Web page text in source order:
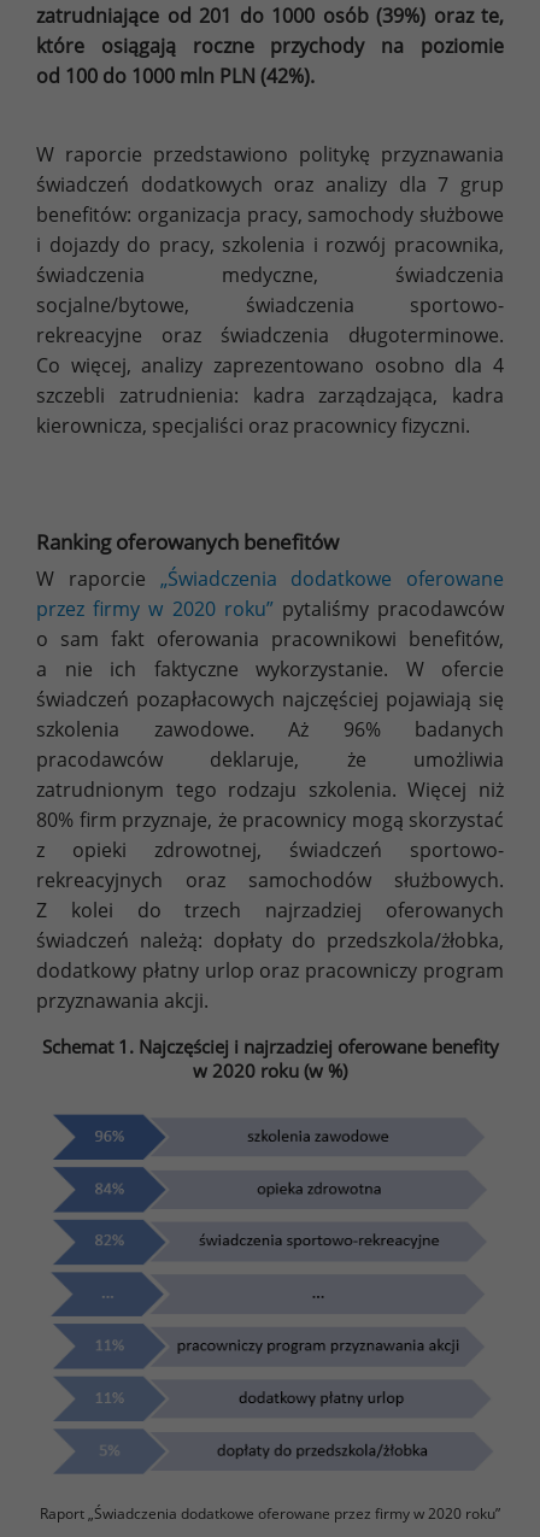
zatrudniające od 201 do 1000 osób (39%) oraz te,
które osiągają roczne przychody na poziomie
od 100 do 1000 mln PLN (42%).
W raporcie przedstawiono politykę przyznawania
świadczeń dodatkowych oraz analizy dla 7 grup
benefitów: organizacja pracy, samochody służbowe
i dojazdy do pracy, szkolenia i rozwój pracownika,
świadczenia medyczne, świadczenia
socjalne/bytowe, świadczenia sportowo-
rekreacyjne oraz świadczenia długoterminowe.
Co więcej, analizy zaprezentowano osobno dla 4
szczebli zatrudnienia: kadra zarządzająca, kadra
kierownicza, specjaliści oraz pracownicy fizyczni.
Ranking oferowanych benefitów
W raporcie „Świadczenia dodatkowe oferowane
przez firmy w 2020 roku”pytaliśmy pracodawców
o sam fakt oferowania pracownikowi benefitów,
a nie ich faktyczne wykorzystanie. W ofercie
świadczeń pozapłacowych najczęściej pojawiają się
szkolenia zawodowe. Aż 96% badanych
pracodawców deklaruje, że umożliwia
zatrudnionym tego rodzaju szkolenia. Więcej niż
80% firm przyznaje, że pracownicy mogą skorzystać
z opieki zdrowotnej, świadczeń sportowo-
rekreacyjnych oraz samochodów służbowych.
Z kolei do trzech najrzadziej oferowanych
świadczeń należą: dopłaty do przedszkola/żłobka,
dodatkowy płatny urlop oraz pracowniczy program
przyznawania akcji.
Schemat 1. Najczęściej i najrzadziej oferowane benefity
w 2020 roku (w %)
Raport „Świadczenia dodatkowe oferowane przez firmy w 2020 roku”